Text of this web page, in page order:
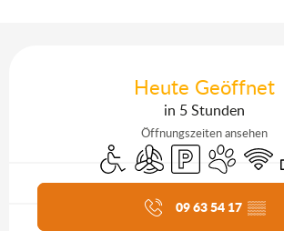
Heute Geöffnet
in 5 Stunden
Öffnungszeiten ansehen
Zugang für Behinderte
KlimaanlageParkplatzTiere erlaubt
Wi-Fi
Aktuelle Agenda
09 63 54 17 ▒▒